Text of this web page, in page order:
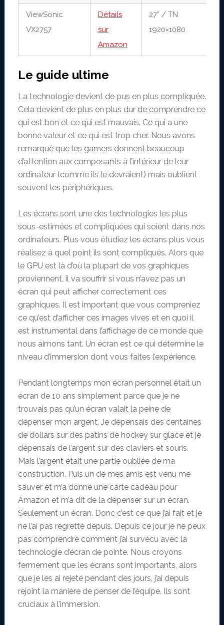
ViewSonic
VX2757
Détails
sur
Amazon
27” / TN
1920×1080
Le guide ultime
La technologie devient de pus en plus compliquée.
Cela devient de plus en plus dur de comprendre ce
qui est bon et ce qui est mauvais. Ce qui a une
bonne valeur et ce qui est trop cher. Nous avons
remarqué que les gamers donnent beaucoup
d’attention aux composants à l’intérieur de leur
ordinateur (comme ils le devraient) mais oublient
souvent les périphériques.
Les écrans sont une des technologies les plus
sous-estimées et compliquées qui soient dans nos
ordinateurs. Plus vous étudiez les écrans plus vous
réalisez à quel point ils sont compliqués. Alors que
le GPU est là d’où la plupart de vos graphiques
proviennent, il va souffrir si vous n’avez pas un
écran qui peut afficher correctement ces
graphiques. Il est important que vous compreniez
ce qu’est d’afficher ces images vives et en quoi il
est instrumental dans l’affichage de ce monde que
nous aimons tant. Un écran est ce qui détermine le
niveau d’immersion dont vous faites l’expérience.
Pendant longtemps mon écran personnel était un
écran de 10 ans simplement parce que je ne
trouvais pas qu’un écran valait la peine de
dépenser mon argent. Je dépensais des centaines
de dollars sur des patins de hockey sur glace et je
dépensais de l’argent sur des claviers et souris.
Mais l’argent était une partie oubliée de ma
construction. Puis un de mes amis est venu me
sauver et m’a donné une carte cadeau pour
Amazon et m’a dit de la dépenser sur un écran.
Seulement un écran. Donc c’est ce que j’ai fait et je
ne l’ai pas regretté depuis. Depuis ce jour je ne peux
pas comprendre comment j’ai survécu avec la
technologie d’écran de pointe. Nous croyons
fermement que les écrans sont importants, alors
que je les ai rejeté pendant des jours, j’ai depuis
rejoint la manière de penser de l’équipe. Ils sont
cruciaux à l’immersion.